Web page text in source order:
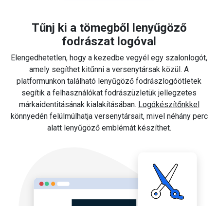
Tűnj ki a tömegből lenyűgöző
fodrászat logóval
Elengedhetetlen, hogy a kezedbe vegyél egy szalonlogót,
amely segíthet kitűnni a versenytársak közül. A
platformunkon található lenyűgöző fodrászlogóötletek
segítik a felhasználókat fodrászüzletük jellegzetes
márkaidentitásának kialakításában. Logókészítőnkkel
könnyedén felülmúlhatja versenytársait, mivel néhány perc
alatt lenyűgöző emblémát készíthet.